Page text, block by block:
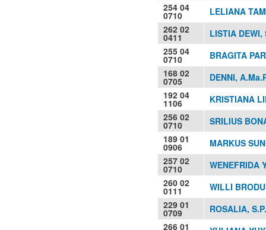
254 04
0710
LELIANA
262 02
0411
LISTIA DEWI,
255 04
0710
BRAGITA
168 02
0705
DENNI,
192 04
1106
KRISTIANA
256 02
0710
SRILIUS
189 01
0906
MARKUS
257 02
0710
WENEFRIDA
260 02
0111
WILLI
229 01
0709
ROSALIA, S.P.
266 01